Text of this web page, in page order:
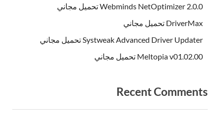
Webminds NetOptimizer 2.0.0 تحميل مجاني
DriverMax تحميل مجاني
Systweak Advanced Driver Updater تحميل مجاني
Meltopia v01.02.00 تحميل مجاني
Recent Comments